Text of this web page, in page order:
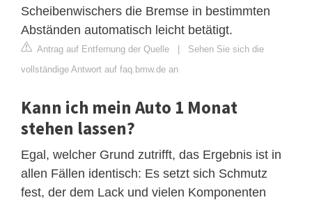
Scheibenwischers die Bremse in bestimmten
Abständen automatisch leicht betätigt.
Antrag auf Entfernung der Quelle | Sehen Sie sich die
vollständige Antwort auf faq.bmw.de an
Kann ich mein Auto 1 Monat
stehen lassen?
Egal, welcher Grund zutrifft, das Ergebnis ist in
allen Fällen identisch: Es setzt sich Schmutz
fest, der dem Lack und vielen Komponenten